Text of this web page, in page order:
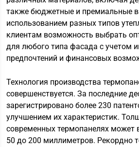
также бюджетные и премиальные
использованием разных типов
клиентам возможность выбрать
для любого типа фасада с учетом
предпочтений и финансовых
Технология производства
совершенствуется. За последние
зарегистрировано более 230
улучшением их характеристик.
современных термопанелях может
50 до 200 миллиметров. Рекордно